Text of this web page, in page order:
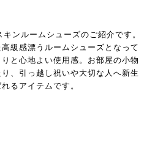
ンルームシューズのご紹介です。
級感漂うルームシューズとなって
と心地よい使用感。お部屋の小物
、引っ越し祝いや大切な人へ新生
るアイテムです。